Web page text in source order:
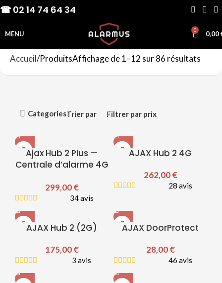
☎ 02 14 74 64 34
MENU 0 0,00
Accueil ProduitsAffichage de 1–12 sur 86 résultats
CategoriesTrier par Filtrer par prix
Ajax Hub 2 Plus —
Centrale d’alarme 4G
299,00€
34 avis
AJAX Hub 2 4G
262,00€
28 avis
AJAX Hub 2 (2G)
175,00€
3 avis
AJAX DoorProtect
28,00€
46 avis